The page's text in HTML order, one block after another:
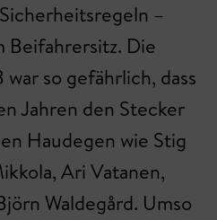
–
Beifahrersitz. Die
so gefährlich, dass
Jahren den Stecker
Haudegen wie Stig
Ari Vatanen,
Waldegård. Umso